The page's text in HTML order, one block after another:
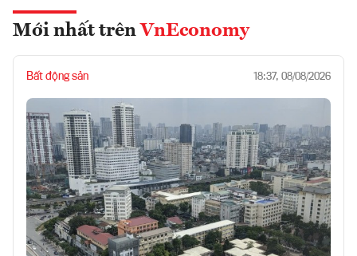
Mới nhất trên VnEconomy
Bất động sản 18:37, 08/08/2026